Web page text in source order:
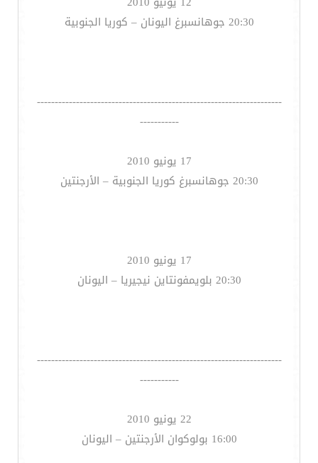
20:30 جوهانسبرغ اليونان – كوريا الجنوبية
---------------------------------------------------------------------
-----------
17 يونيو 2010
20:30 جوهانسبرغ كوريا الجنوبية – الأرجنتين
17 يونيو 2010
20:30 بلويمفونتاين نيجيريا – اليونان
---------------------------------------------------------------------
-----------
22 يونيو 2010
16:00 بولوكوان الأرجنتين – اليونان